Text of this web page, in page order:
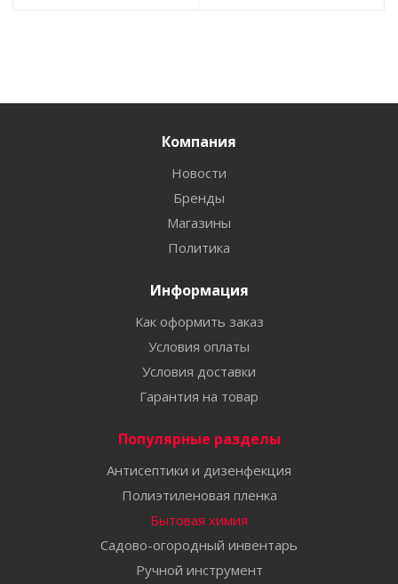
Компания
Новости
Бренды
Магазины
Политика
Информация
Как оформить заказ
Условия оплаты
Условия доставки
Гарантия на товар
Популярные разделы
Антисептики и дизенфекция
Полиэтиленовая пленка
Бытовая химия
Садово-огородный инвентарь
Ручной инструмент